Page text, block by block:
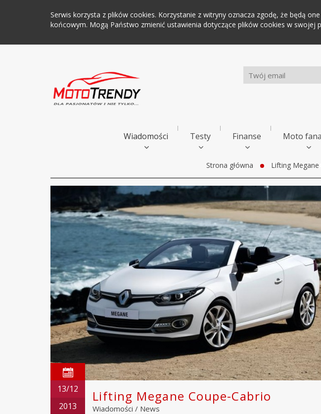
Serwis korzysta z plików cookies. Korzystanie z witryny oznacza zgodę, że będą
końcowym. Mogą Państwo zmienić ustawienia dotyczące plików cookies w swojej
Wiadomości Testy Finanse Moto
Strona główna Lifting Megane
13/12
2013
Lifting Megane Coupe-Cabrio
Wiadomości / News